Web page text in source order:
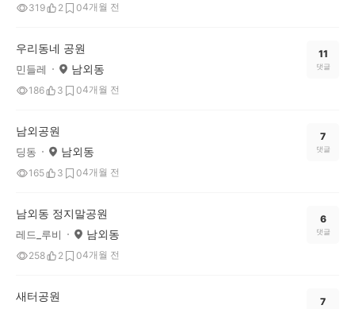
319 2 04개월 전
우리동네 공원
민들레 남외동
186 3 04개월 전
11
댓글
남외공원
딩동 남외동
165 3 04개월 전
7
댓글
남외동 정지말공원
레드_루비 남외동
258 2 04개월 전
6
댓글
새터공원 7